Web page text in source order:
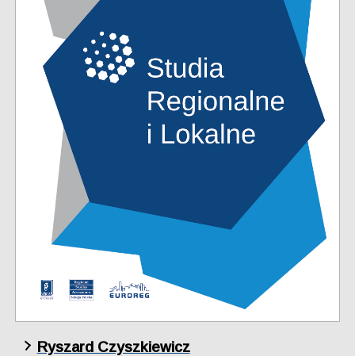
Ryszard Czyszkiewicz